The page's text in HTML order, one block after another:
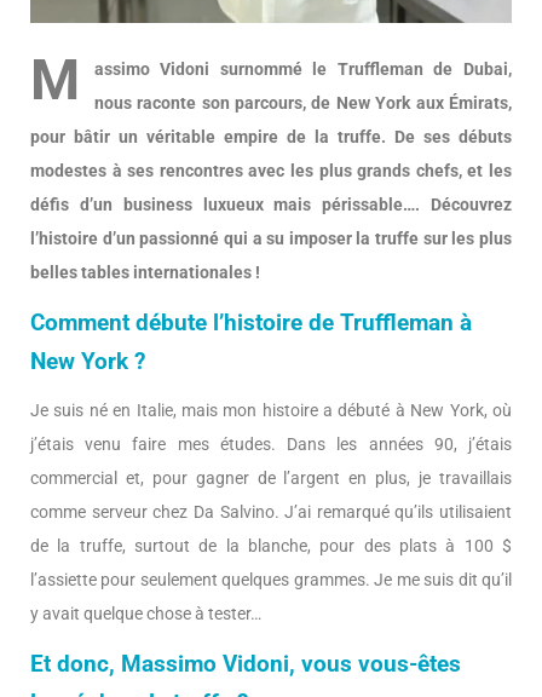
M
assimo Vidoni surnommé le Truffleman de Dubai,
nous raconte son parcours, de New York aux Émirats,
pour bâtir un véritable empire de la truffe. De ses débuts
modestes à ses rencontres avec les plus grands chefs, et les
défis d’un business luxueux mais périssable…. Découvrez
l’histoire d’un passionné qui a su imposer la truffe sur les plus
belles tables internationales !
Comment débute l’histoire de Truffleman à
New York ?
Je suis né en Italie, mais mon histoire a débuté à New York, où
j’étais venu faire mes études. Dans les années 90, j’étais
commercial et, pour gagner de l’argent en plus, je travaillais
comme serveur chez Da Salvino. J’ai remarqué qu’ils utilisaient
de la truffe, surtout de la blanche, pour des plats à 100 $
l’assiette pour seulement quelques grammes. Je me suis dit qu’il
y avait quelque chose à tester…
Et donc, Massimo Vidoni, vous vous-êtes